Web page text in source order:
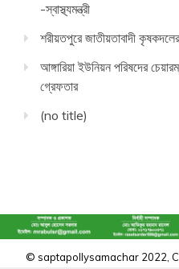
-স্বাস্থ্যমন্ত্রী
শরীয়তপুরে জাতীয়তাবাদী
আঙ্গারিয়া ইউনিয়ন পরিষদের
গ্রেফতার
(no title)
© saptapollysamachar 2022,